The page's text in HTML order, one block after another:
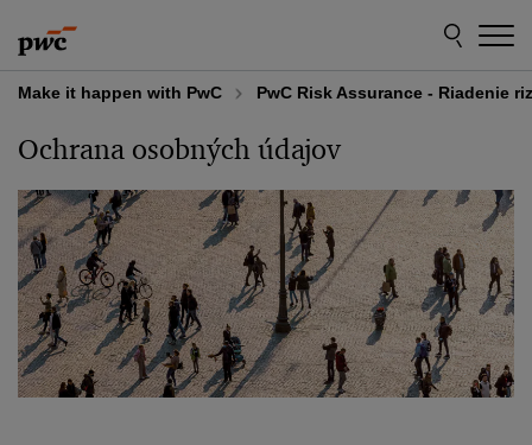
to
content
to
footer
Make it happen with PwC PwC Risk Assurance - Riadenie
Ochrana osobných údajov